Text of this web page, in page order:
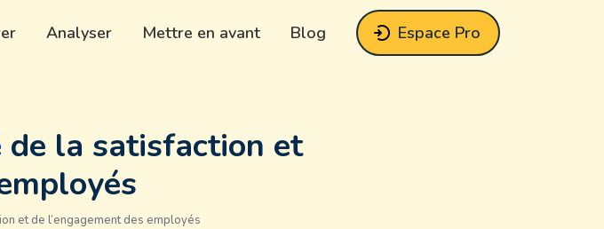
Analyser Mettre en avant Blog Espace Pro
de la satisfaction et
et de l’engagement des employés